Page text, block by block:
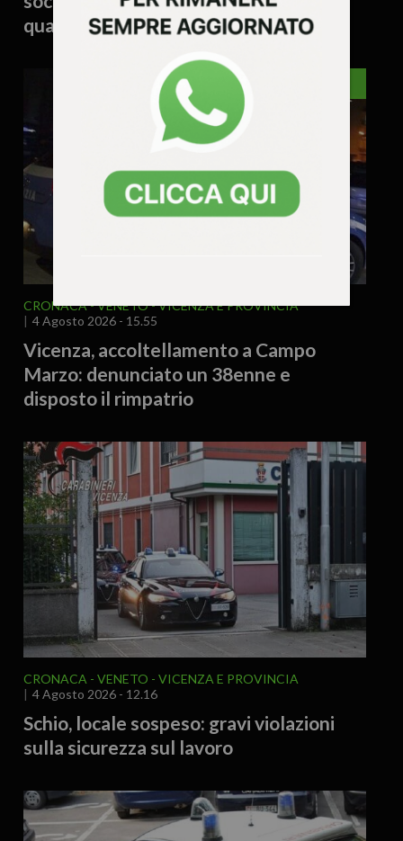
quattro interventi in montagna
CRONACA VENETO
VICENZA E PROVINCIA
4 Agosto 2026 - 15.55
Vicenza, accoltellamento a Campo
Marzo: denunciato un 38enne e
disposto il rimpatrio
CRONACA VENETO
VICENZA E PROVINCIA
4 Agosto 2026 - 12.16
Schio, locale sospeso: gravi violazioni
sulla sicurezza sul lavoro